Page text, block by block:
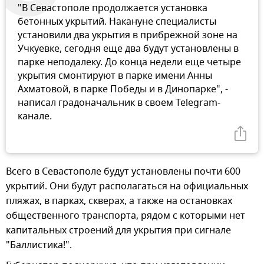
"В Севастополе продолжается установка
бетонных укрытий. Накануне специалисты
установили два укрытия в прибрежной зоне на
Учкуевке, сегодня еще два будут установлены в
парке неподалеку. До конца недели еще четыре
укрытия смонтируют в парке имени Анны
Ахматовой, в парке Победы и в Динопарке", -
написал градоначальник в своем Telegram-
канале.
Всего в Севастополе будут установлены почти 600
укрытий. Они будут располагаться на официальных
пляжах, в парках, скверах, а также на остановках
общественного транспорта, рядом с которыми нет
капитальных строений для укрытия при сигнале
"Баллистика!".